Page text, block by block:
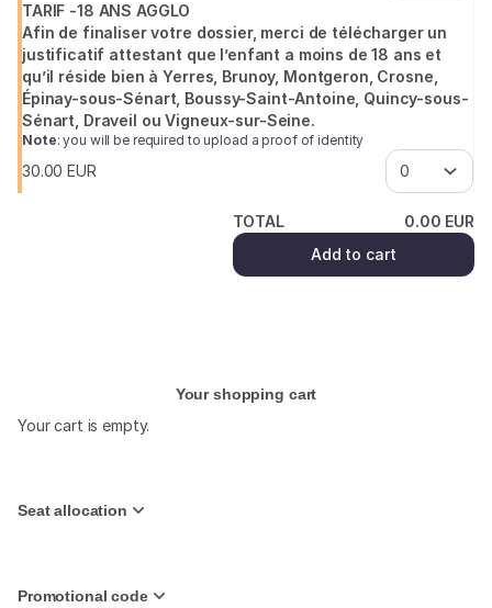
TARIF -18 ANS AGGLO
Afin de finaliser votre dossier, merci de télécharger un
justificatif attestant que l’enfant a moins de 18 ans et
qu’il réside bien à Yerres, Brunoy, Montgeron, Crosne,
Épinay-sous-Sénart, Boussy-Saint-Antoine, Quincy-sous-
Sénart, Draveil ou Vigneux-sur-Seine.
Note: you will be required to upload a proof of identity
30.00 EUR
TOTAL 0.00 EUR
Add to cart
(¹) We do our
Your shopping cart
Your cart is empty.
Seat allocation
Promotional code